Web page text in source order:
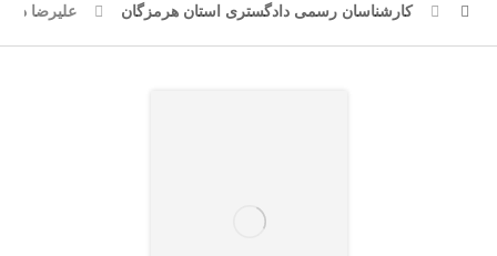
کارشناسان رسمی دادگستری استان هرمزگان علیرضا